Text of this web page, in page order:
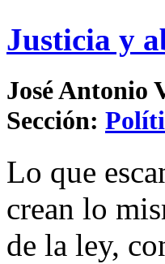
Justicia y
José Antonio
Sección:
Lo que
crean lo
de la ley,